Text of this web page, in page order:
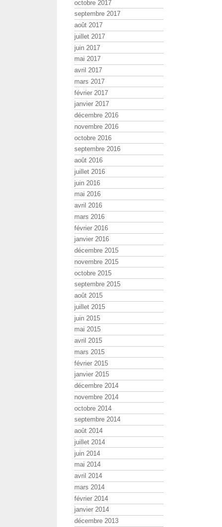
octobre 2017
septembre 2017
août 2017
juillet 2017
juin 2017
mai 2017
avril 2017
mars 2017
février 2017
janvier 2017
décembre 2016
novembre 2016
octobre 2016
septembre 2016
août 2016
juillet 2016
juin 2016
mai 2016
avril 2016
mars 2016
février 2016
janvier 2016
décembre 2015
novembre 2015
octobre 2015
septembre 2015
août 2015
juillet 2015
juin 2015
mai 2015
avril 2015
mars 2015
février 2015
janvier 2015
décembre 2014
novembre 2014
octobre 2014
septembre 2014
août 2014
juillet 2014
juin 2014
mai 2014
avril 2014
mars 2014
février 2014
janvier 2014
décembre 2013